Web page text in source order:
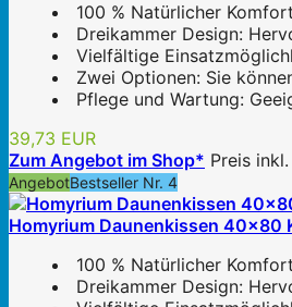
100 % Natürlicher
Dreikammer Design:
Vielfältige
Zwei Optionen: Sie
Pflege und Wartung:
39,73 EUR
Zum Angebot im Shop* Preis
AngebotBestseller Nr. 4
Homyrium Daunenkissen 40x80
100 % Natürlicher
Dreikammer Design: